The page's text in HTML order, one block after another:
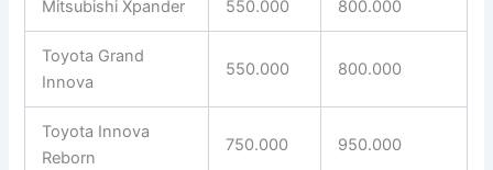
Mitsubishi Xpander 550.000 800.000
Toyota Grand
Innova
550.000 800.000
Toyota Innova
Reborn
750.000 950.000